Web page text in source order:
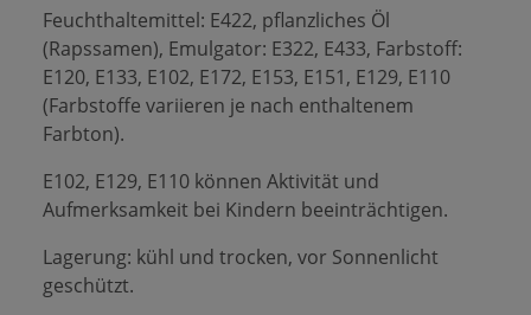
Feuchthaltemittel: E422, pflanzliches Öl
(Rapssamen), Emulgator: E322, E433, Farbstoff:
E120, E133, E102, E172, E153, E151, E129, E110
(Farbstoffe variieren je nach enthaltenem
Farbton).
E102, E129, E110 können Aktivität und
Aufmerksamkeit bei Kindern beeinträchtigen.
Lagerung: kühl und trocken, vor Sonnenlicht
geschützt.